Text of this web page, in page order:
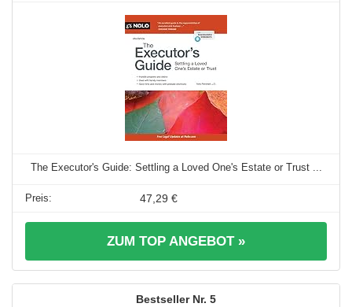
The Executor's Guide: Settling a Loved One's Estate or Trust ...
47,29 €
ZUM TOP ANGEBOT »
5